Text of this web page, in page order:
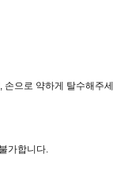
으로 약하게 탈수해주세
가합니다.